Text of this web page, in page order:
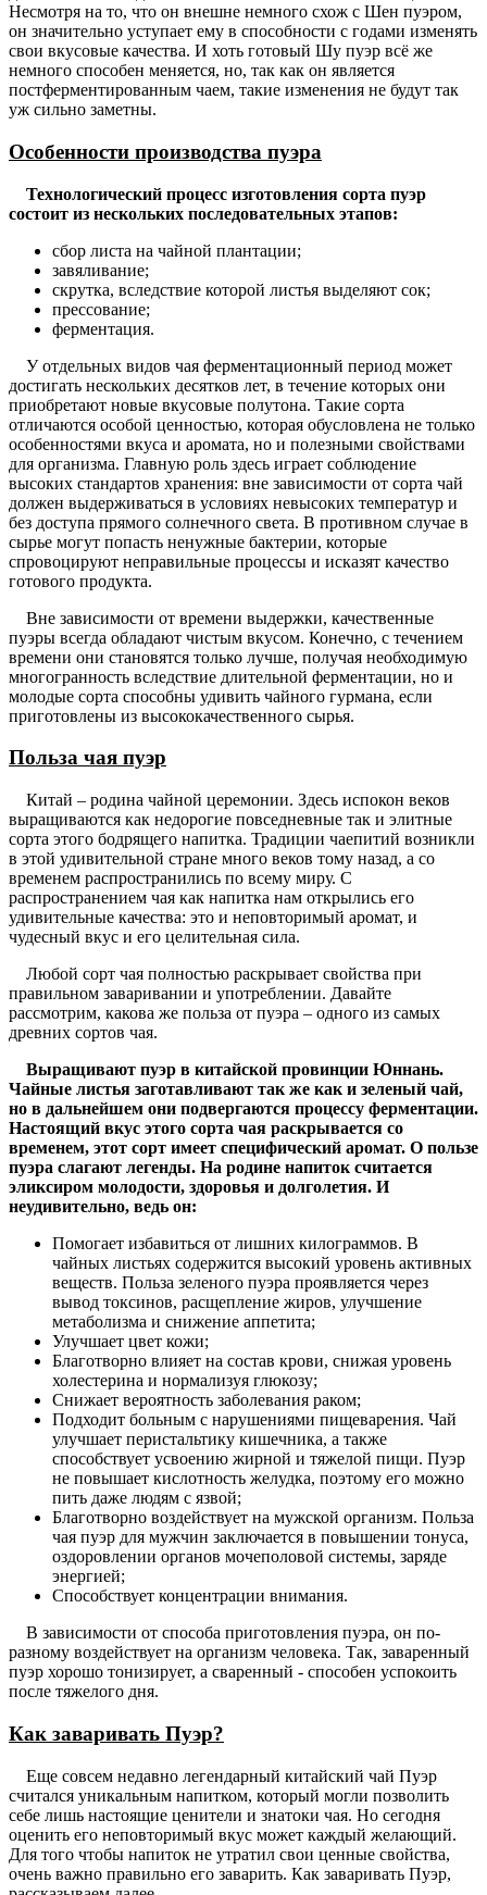
Несмотря на то, что он внешне немного схож с Шен пуэром,
он значительно уступает ему в способности с годами изменять
свои вкусовые качества. И хоть готовый Шу пуэр всё же
немного способен меняется, но, так как он является
постферментированным чаем, такие изменения не будут так
уж сильно заметны.
Особенности производства пуэра
Технологический процесс изготовления сорта пуэр
состоит из нескольких последовательных этапов:
сбор листа на чайной плантации;
завяливание;
скрутка, вследствие которой листья выделяют сок;
прессование;
ферментация.
У отдельных видов чая ферментационный период может
достигать нескольких десятков лет, в течение которых они
приобретают новые вкусовые полутона. Такие сорта
отличаются особой ценностью, которая обусловлена не только
особенностями вкуса и аромата, но и полезными свойствами
для организма. Главную роль здесь играет соблюдение
высоких стандартов хранения: вне зависимости от сорта чай
должен выдерживаться в условиях невысоких температур и
без доступа прямого солнечного света. В противном случае в
сырье могут попасть ненужные бактерии, которые
спровоцируют неправильные процессы и исказят качество
готового продукта.
Вне зависимости от времени выдержки, качественные
пуэры всегда обладают чистым вкусом. Конечно, с течением
времени они становятся только лучше, получая необходимую
многогранность вследствие длительной ферментации, но и
молодые сорта способны удивить чайного гурмана, если
приготовлены из высококачественного сырья.
Польза чая пуэр
Китай – родина чайной церемонии. Здесь испокон веков
выращиваются как недорогие повседневные так и элитные
сорта этого бодрящего напитка. Традиции чаепитий возникли
в этой удивительной стране много веков тому назад, а со
временем распространились по всему миру. С
распространением чая как напитка нам открылись его
удивительные качества: это и неповторимый аромат, и
чудесный вкус и его целительная сила.
Любой сорт чая полностью раскрывает свойства при
правильном заваривании и употреблении. Давайте
рассмотрим, какова же польза от пуэра – одного из самых
древних сортов чая.
Выращивают пуэр в китайской провинции Юннань.
Чайные листья заготавливают так же как и зеленый чай,
но в дальнейшем они подвергаются процессу ферментации.
Настоящий вкус этого сорта чая раскрывается со
временем, этот сорт имеет специфический аромат. О пользе
пуэра слагают легенды. На родине напиток считается
эликсиром молодости, здоровья и долголетия. И
неудивительно, ведь он:
Помогает избавиться от лишних килограммов. В
чайных листьях содержится высокий уровень активных
веществ. Польза зеленого пуэра проявляется через
вывод токсинов, расщепление жиров, улучшение
метаболизма и снижение аппетита;
Улучшает цвет кожи;
Благотворно влияет на состав крови, снижая уровень
холестерина и нормализуя глюкозу;
Снижает вероятность заболевания раком;
Подходит больным с нарушениями пищеварения. Чай
улучшает перистальтику кишечника, а также
способствует усвоению жирной и тяжелой пищи. Пуэр
не повышает кислотность желудка, поэтому его можно
пить даже людям с язвой;
Благотворно воздействует на мужской организм. Польза
чая пуэр для мужчин заключается в повышении тонуса,
оздоровлении органов мочеполовой системы, заряде
энергией;
Способствует концентрации внимания.
В зависимости от способа приготовления пуэра, он по-
разному воздействует на организм человека. Так, заваренный
пуэр хорошо тонизирует, а сваренный - способен успокоить
после тяжелого дня.
Как заваривать Пуэр?
Еще совсем недавно легендарный китайский чай Пуэр
считался уникальным напитком, который могли позволить
себе лишь настоящие ценители и знатоки чая. Но сегодня
оценить его неповторимый вкус может каждый желающий.
Для того чтобы напиток не утратил свои ценные свойства,
очень важно правильно его заварить. Как заваривать Пуэр,